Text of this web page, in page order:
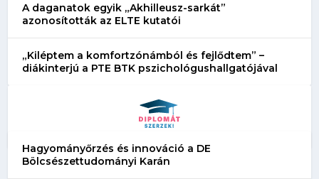
A daganatok egyik „Akhilleusz-sarkát”
azonosították az ELTE kutatói
„Kiléptem a komfortzónámból és fejlődtem” –
diákinterjú a PTE BTK pszichológushallgatójával
Hagyományőrzés és innováció a DE
Bölcsészettudományi Karán